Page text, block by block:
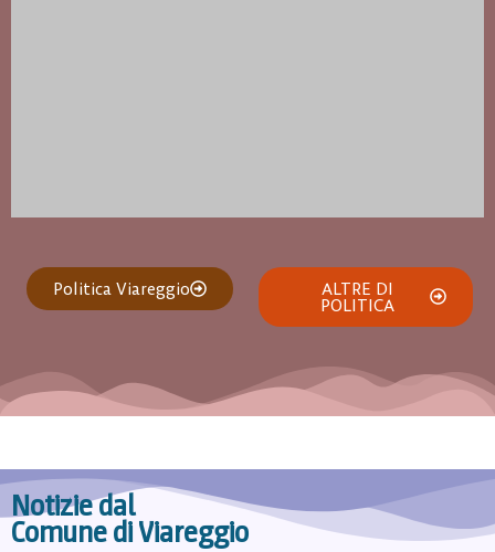
Politica Viareggio ALTRE DI
POLITICA
Notizie dal
Comune di Viareggio